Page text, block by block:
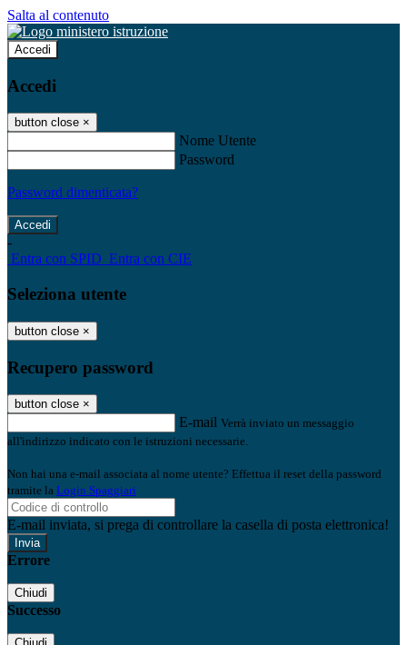
Salta al contenuto
Accedi
Accedi
button close ×
Nome Utente
Password
Password dimenticata?
-
Entra con SPID Entra con CIE
Seleziona utente
button close ×
Recupero password
button close ×
E-mail Verrà inviato un messaggio
all'indirizzo indicato con le istruzioni necessarie.
Non hai una e-mail associata al nome utente? Effettua il reset della password
tramite la Login Spaggiari
E-mail inviata, si prega di controllare la casella di posta elettronica!
Errore
Chiudi
Successo